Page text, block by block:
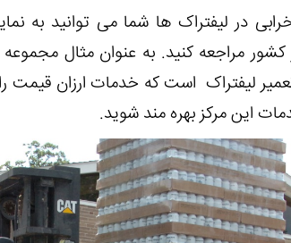
در لیفتراک ها شما می توانید به
کشور مراجعه کنید. به عنوان مثال مجموعه
لیفتراک است که خدمات ارزان قیمت
این مرکز بهره مند شوید.